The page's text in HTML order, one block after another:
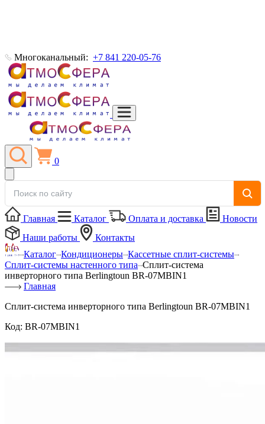
Многоканальный: +7 841 220-05-76
0
Главная Каталог Оплата и доставка
Новости
Наши работы
Контакты
Каталог Кондиционеры Кассетные сплит-системы
Сплит-системы настенного типа Сплит-система
инверторного типа Berlingtoun BR-07MBIN1
Главная
Сплит-система инверторного типа Berlingtoun BR-07MBIN1
Код: BR-07MBIN1